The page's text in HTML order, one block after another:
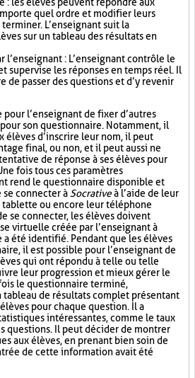
quel ordre et modifier leurs
L’enseignant suit la
sur un tableau des résultats en
l’enseignant : L’enseignant contrôle le
supervise les réponses en temps réel. Il
de passer des questions et d’y revenir
pour l’enseignant de fixer d’autres
son questionnaire. Notamment, il
élèves d’inscrire leur nom, il peut
final, ou non, et il peut aussi ne
de réponse à ses élèves pour
fois tous ces paramètres
rend le questionnaire disponible et
se connecter à Socrativeà l’aide de leur
ou encore leur téléphone
se connecter, les élèves doivent
virtuelle créée par l’enseignant à
été identifié. Pendant que les élèves
il est possible pour l’enseignant de
qui ont répondu à telle ou telle
leur progression et mieux gérer le
le questionnaire terminé,
tableau de résultats complet présentant
pour chaque question. Il a
intéressantes, comme le taux
questions. Il peut décider de montrer
aux élèves, en prenant bien soin de
de cette information avait été